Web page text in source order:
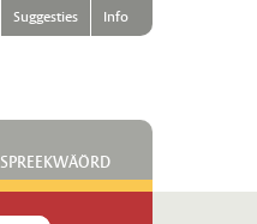
Suggesties Info
SPREEKWÄÖRD